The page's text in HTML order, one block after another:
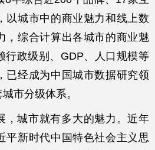
以城市中的商业魅力和线上数
，综合计算出各城市的商业魅
行政级别、GDP、人口规模等
已经成为中国城市数据研究领
市分级体系。
，城市就有多大的魅力。近年
平新时代中国特色社会主义思